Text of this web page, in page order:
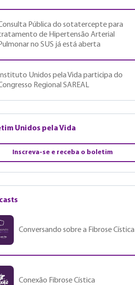
Pública do sotatercepte para
de Hipertensão Arterial
Pulmonar no SUS já está aberta
Instituto Unidos pela Vida participa do
Regional SAREAL
Unidos pela Vida
Inscreva-se e receba o boletim
Conversando sobre a Fibrose Cística
Conexão Fibrose Cística